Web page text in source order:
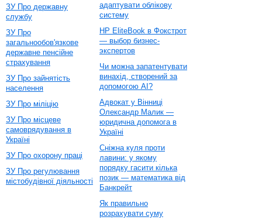
ЗУ Про державну
службу
ЗУ Про
загальнообов'язкове
державне пенсійне
страхування
ЗУ Про зайнятість
населення
ЗУ Про міліцію
ЗУ Про місцеве
самоврядування в
Україні
ЗУ Про охорону праці
ЗУ Про регулювання
містобудівної діяльності
адаптувати облікову
систему
HP EliteBook в Фокстрот
— выбор бизнес-
экспертов
Чи можна запатентувати
винахід, створений за
допомогою AI?
Адвокат у Вінниці
Олександр Малик —
юридична допомога в
Україні
Сніжна куля проти
лавини: у якому
порядку гасити кілька
позик — математика від
Банкрейт
Як правильно
розрахувати суму